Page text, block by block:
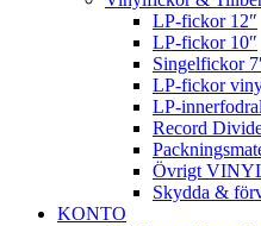
LP-fickor 12″
LP-fickor 10″
Singelfickor
LP-fickor
LP-innerfodral
Record
Övrigt
Skydda &
KONTO